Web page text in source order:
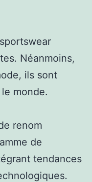
Néanmoins,
ils sont
monde.
renom
de
tendances